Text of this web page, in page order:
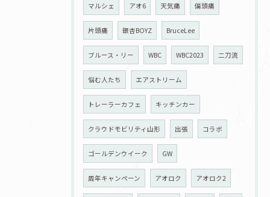
マルシェ アオ6 天気痛 偏頭痛
片頭痛 銀杏BOYZ BruceLee
ブルース・リー WBC WBC2023 二刀流
悩む人たち エアストリーム
トレーラーカフェ キッチンカー
クラウドモビリティ山形 出張 コラボ
ゴールデンウイーク GW
周年キャンペーン アオロク アオロク2